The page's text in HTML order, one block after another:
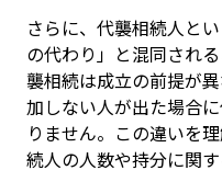
さらに、代襲相続人と
の代わり」と混同され
襲相続は成立の前提が
加しない人が出た場合
りません。この違いを
続人の人数や持分に関